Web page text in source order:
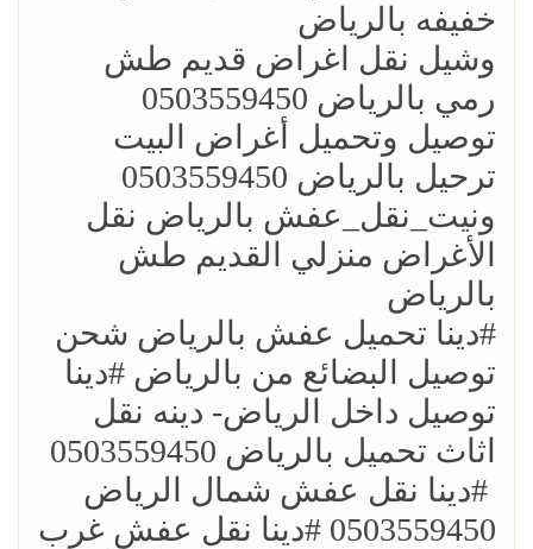
خفيفه بالرياض
؜وشيل نقل اغراض قديم طش
رمي بالرياض 0503559450
؜توصيل وتحميل أغراض البيت
ترحيل بالرياض 0503559450
ونيت_نقل_عفش بالرياض نقل
الأغراض منزلي القديم طش
بالرياض
؜؜#دينا تحميل عفش بالرياض شحن
توصيل البضائع من بالرياض ؜#دينا
توصيل داخل الرياض- دينه نقل
اثاث تحميل بالرياض 0503559450
؜ ؜#دينا نقل عفش شمال الرياض
0503559450 ؜#دينا نقل عفش غرب